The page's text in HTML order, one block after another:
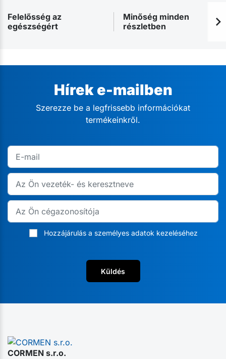
Felelősség az
egészségért
Minőség minden
részletben
Hírek e-mailben
Szerezze be a legfrissebb információkat
termékeinkről.
Hozzájárulás a személyes adatok kezeléséhez
Küldés
CORMEN s.r.o.